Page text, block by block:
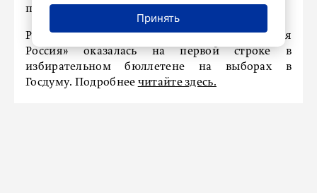
проекта «Волонтеры на выборах».
Ранее стало известно, что партия «Единая
Россия» оказалась на первой строке в
избирательном бюллетене на выборах в
Госдуму. Подробнее читайте здесь.
Принять